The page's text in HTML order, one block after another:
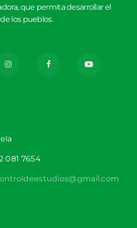
que permita desarrollar el
los pueblos.
081 7654